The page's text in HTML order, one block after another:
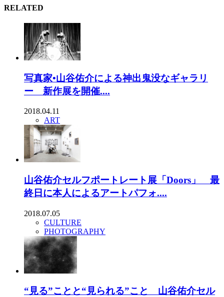
RELATED
写真家•山谷佑介による神出鬼没なギャラリ
ー 新作展を開催....
2018.04.11
ART
山谷佑介セルフポートレート展「Doors」 最
終日に本人によるアートパフォ....
2018.07.05
CULTURE
PHOTOGRAPHY
“見る”ことと“見られる”こと 山谷佑介セル